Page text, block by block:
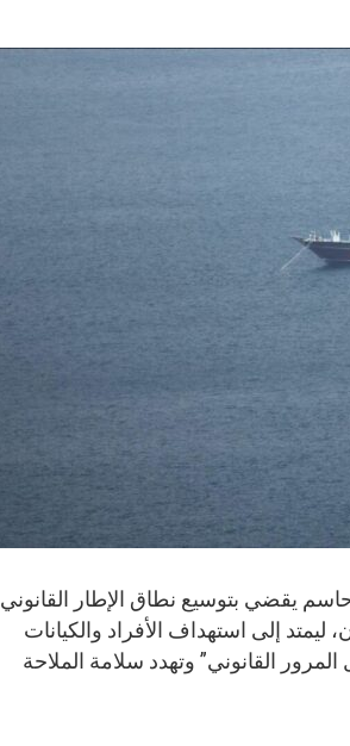
يقضي بتوسيع نطاق الإطار القانوني
ليمتد إلى استهداف الأفراد والكيانات
القانوني” وتهدد سلامة الملاحة